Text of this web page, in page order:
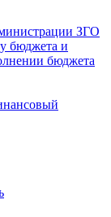
ЗГО
бюджета и
бюджета